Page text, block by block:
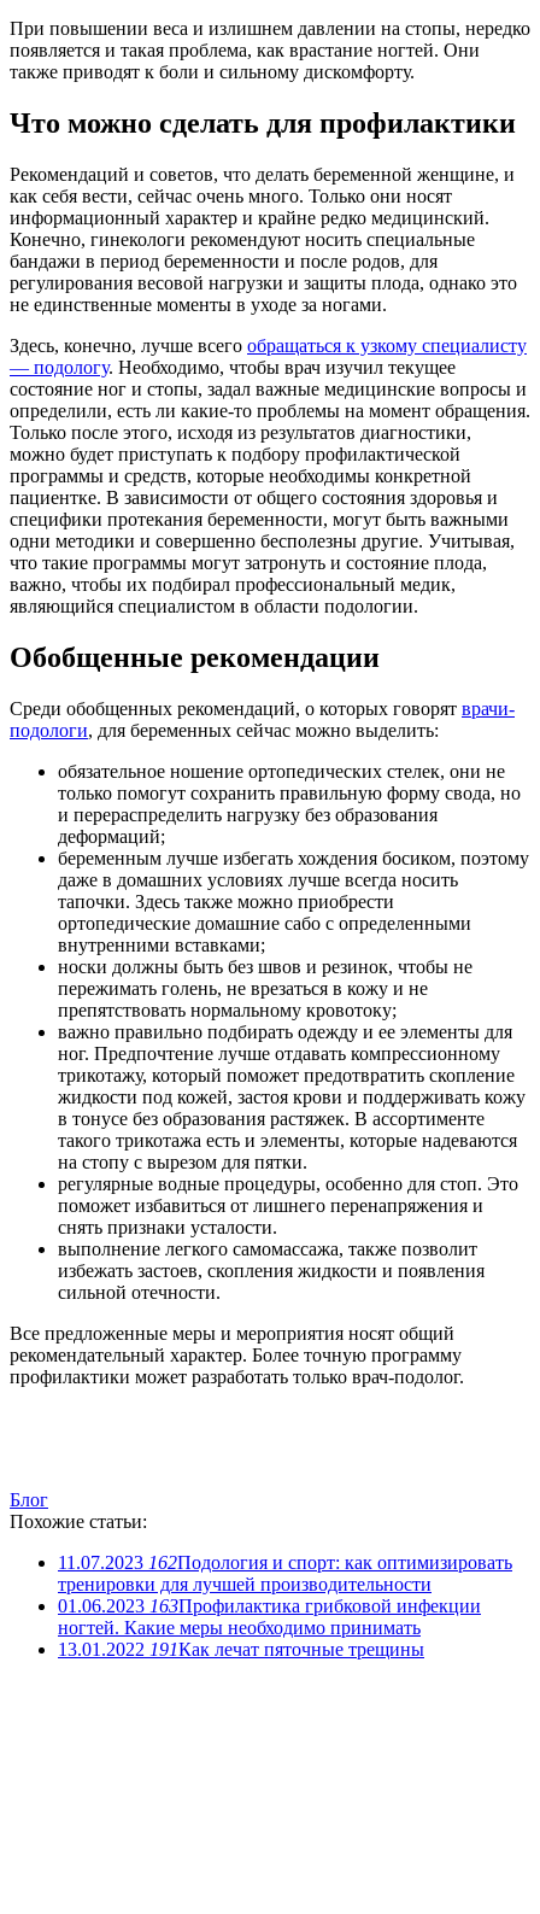
При повышении веса и излишнем давлении на стопы, нередко
появляется и такая проблема, как врастание ногтей. Они
также приводят к боли и сильному дискомфорту.
Что можно сделать для профилактики
Рекомендаций и советов, что делать беременной женщине, и
как себя вести, сейчас очень много. Только они носят
информационный характер и крайне редко медицинский.
Конечно, гинекологи рекомендуют носить специальные
бандажи в период беременности и после родов, для
регулирования весовой нагрузки и защиты плода, однако это
не единственные моменты в уходе за ногами.
Здесь, конечно, лучше всего обращаться к узкому специалисту
— подологу. Необходимо, чтобы врач изучил текущее
состояние ног и стопы, задал важные медицинские вопросы и
определили, есть ли какие-то проблемы на момент обращения.
Только после этого, исходя из результатов диагностики,
можно будет приступать к подбору профилактической
программы и средств, которые необходимы конкретной
пациентке. В зависимости от общего состояния здоровья и
специфики протекания беременности, могут быть важными
одни методики и совершенно бесполезны другие. Учитывая,
что такие программы могут затронуть и состояние плода,
важно, чтобы их подбирал профессиональный медик,
являющийся специалистом в области подологии.
Обобщенные рекомендации
Среди обобщенных рекомендаций, о которых говорят врачи-
подологи, для беременных сейчас можно выделить:
обязательное ношение ортопедических стелек, они не
только помогут сохранить правильную форму свода, но
и перераспределить нагрузку без образования
деформаций;
беременным лучше избегать хождения босиком, поэтому
даже в домашних условиях лучше всегда носить
тапочки. Здесь также можно приобрести
ортопедические домашние сабо с определенными
внутренними вставками;
носки должны быть без швов и резинок, чтобы не
пережимать голень, не врезаться в кожу и не
препятствовать нормальному кровотоку;
важно правильно подбирать одежду и ее элементы для
ног. Предпочтение лучше отдавать компрессионному
трикотажу, который поможет предотвратить скопление
жидкости под кожей, застоя крови и поддерживать кожу
в тонусе без образования растяжек. В ассортименте
такого трикотажа есть и элементы, которые надеваются
на стопу с вырезом для пятки.
регулярные водные процедуры, особенно для стоп. Это
поможет избавиться от лишнего перенапряжения и
снять признаки усталости.
выполнение легкого самомассажа, также позволит
избежать застоев, скопления жидкости и появления
сильной отечности.
Все предложенные меры и мероприятия носят общий
рекомендательный характер. Более точную программу
профилактики может разработать только врач-подолог.
Блог
Похожие статьи:
11.07.2023 162Подология и спорт: как оптимизировать
тренировки для лучшей производительности
01.06.2023 163Профилактика грибковой инфекции
ногтей. Какие меры необходимо принимать
13.01.2022 191Как лечат пяточные трещины